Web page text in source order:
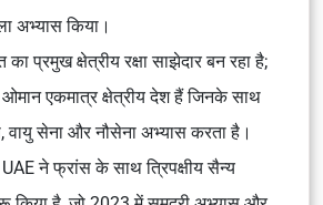
अभ्यास किया।
का प्रमुख क्षेत्रीय रक्षा साझेदार बन रहा है;
एकमात्र क्षेत्रीय देश हैं जिनके साथ
वायु सेना और नौसेना अभ्यास करता है।
ने फ्रांस के साथ त्रिपक्षीय सैन्य